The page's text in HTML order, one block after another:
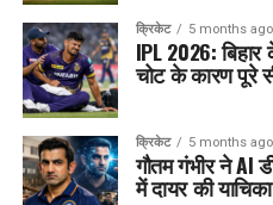
क्रिकेट 5 months ago
IPL 2026:
चोट के कारण पूरे
क्रिकेट 5 months ago
गौतम गंभीर ने AI
में दायर की याचिका